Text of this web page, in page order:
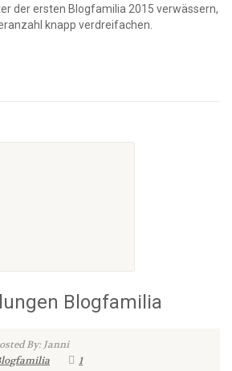
der ersten Blogfamilia 2015 verwässern,
knapp verdreifachen.
Blogfamilia
By: Janni
1